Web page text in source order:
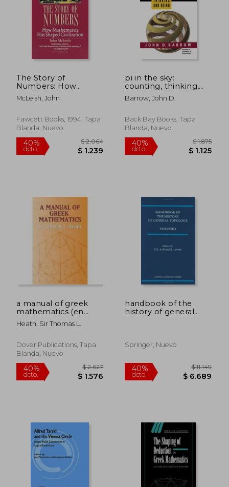
dcto. $ 2.416 dcto.
40%
dcto.
40%
dcto.
The Story of
Numbers: How
Mathematics has
Shaped Civilization
McLeish, John
Fawcett Books, 1994, Tapa
Blanda, Nuevo
pi in the sky:
counting, thinking,
and being (en Inglés)
Barrow, John D.
Back Bay Books, Tapa
Blanda, Nuevo
a manual of greek
mathematics (en
Inglés)
Heath, Sir Thomas L.
Dover Publications, Tapa
Blanda, Nuevo
handbook of the
history of general
Springer, Nuevo